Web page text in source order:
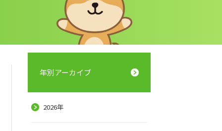
年別アーカイブ
2026年